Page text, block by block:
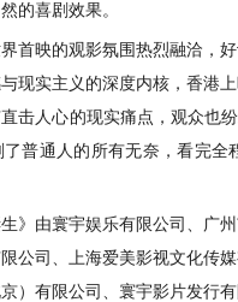
的喜剧效果。
首映的观影氛围热烈融洽，
现实主义的深度内核，香港
击人心的现实痛点，观众也
普通人的所有无奈，看完全
》由寰宇娱乐有限公司、广
公司、上海爱美影视文化传
）有限公司、寰宇影片发行